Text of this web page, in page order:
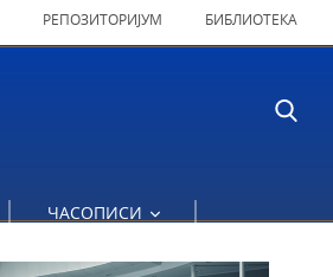
РЕПОЗИТОРИЈУМ БИБЛИОТЕКА
ЧАСОПИСИ